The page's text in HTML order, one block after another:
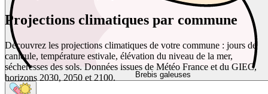
Brebis galeuses
Projections climatiques par commune
Découvrez les projections climatiques de votre commune : jours de
canicule, température estivale, élévation du niveau de la mer,
sécheresses des sols. Données issues de Météo France et du GIEC,
horizons 2030, 2050 et 2100.